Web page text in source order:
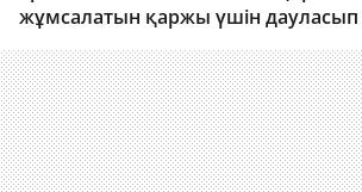
жұмсалатын қаржы үшін